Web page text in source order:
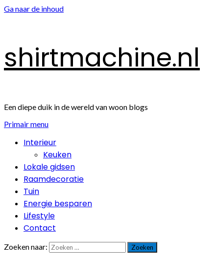
Ga naar de inhoud
shirtmachine.nl
Een diepe duik in de wereld van woon blogs
Primair menu
Interieur
Keuken
Lokale gidsen
Raamdecoratie
Tuin
Energie besparen
Lifestyle
Contact
Zoeken naar: